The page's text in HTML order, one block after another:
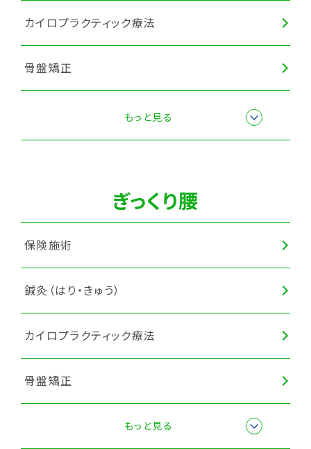
カイロプラクティック療法
骨盤矯正
もっと見る
ぎっくり腰
保険施術
鍼灸（はり・きゅう）
カイロプラクティック療法
骨盤矯正
もっと見る